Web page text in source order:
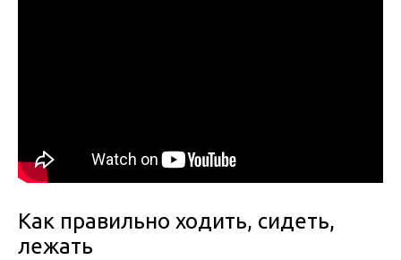
Как правильно ходить, сидеть,
лежать